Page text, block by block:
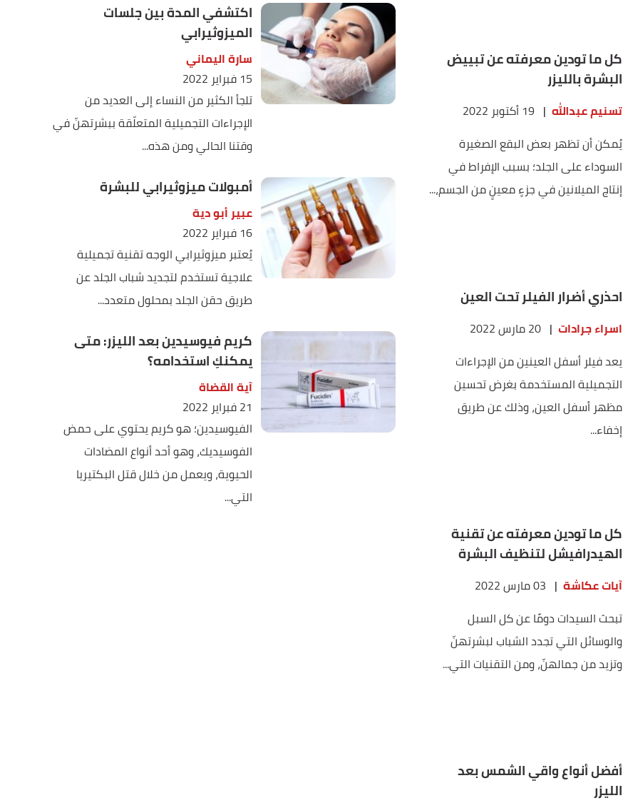
كل ما تودين معرفته عن تبييض
البشرة بالليزر
تسنيم عبدالله | 19 أكتوبر 2022
يُمكن أن تظهر بعض البقع الصغيرة
السوداء على الجلد؛ بسبب الإفراط في
إنتاج الميلانين في جزءٍ معينٍ من الجسم،...
احذري أضرار الفيلر تحت العين
اسراء جرادات | 20 مارس 2022
يعد فيلر أسفل العينين من الإجراءات
التجميلية المستخدمة بغرض تحسين
مظهر أسفل العين، وذلك عن طريق
إخفاء...
كل ما تودين معرفته عن تقنية
الهيدرافيشل لتنظيف البشرة
آيات عكاشة | 03 مارس 2022
تبحث السيدات دومًا عن كل السبل
والوسائل التي تجدد الشباب لبشرتهنّ
وتزيد من جمالهنّ، ومن التقنيات التي...
أفضل أنواع واقي الشمس بعد
الليزر
اكتشفي المدة بين جلسات
الميزوثيرابي
سارة اليماني
15 فبراير 2022
تلجأ الكثير من النساء إلى العديد من
الإجراءات التجميلية المتعلّقة ببشرتهنّ في
وقتنا الحالي ومن هذه...
أمبولات ميزوثيرابي للبشرة
عبير أبو دية
16 فبراير 2022
يُعتبر ميزوثيرابي الوجه تقنية تجميلية
علاجية تستخدم لتجديد شباب الجلد عن
طريق حقن الجلد بمحلول متعدد...
كريم فيوسيدين بعد الليزر: متى
يمكنكِ استخدامه؟
آية القضاة
21 فبراير 2022
الفيوسيدين؛ هو كريم يحتوي على حمض
الفوسيديك، وهو أحد أنواع المضادات
الحيوية، ويعمل من خلال قتل البكتيريا
التي...